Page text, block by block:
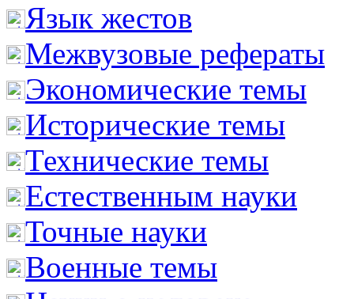
Язык жестов
Межвузовые рефераты
Экономические темы
Исторические темы
Технические темы
Естественным науки
Точные науки
Военные темы